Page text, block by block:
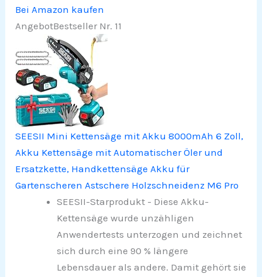
Bei Amazon kaufen
AngebotBestseller Nr. 11
SEESII Mini Kettensäge mit Akku 8000mAh 6 Zoll,
Akku Kettensäge mit Automatischer Öler und
Ersatzkette, Handkettensäge Akku für
Gartenscheren Astschere Holzschneidenz M6 Pro
SEESII-Starprodukt - Diese Akku-
Kettensäge wurde unzähligen
Anwendertests unterzogen und zeichnet
sich durch eine 90 % längere
Lebensdauer als andere. Damit gehört sie